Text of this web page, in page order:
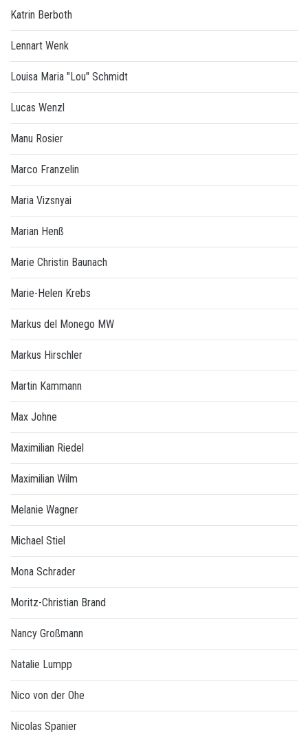
Katrin Berboth
Lennart Wenk
Louisa Maria "Lou" Schmidt
Lucas Wenzl
Manu Rosier
Marco Franzelin
Maria Vizsnyai
Marian Henß
Marie Christin Baunach
Marie-Helen Krebs
Markus del Monego MW
Markus Hirschler
Martin Kammann
Max Johne
Maximilian Riedel
Maximilian Wilm
Melanie Wagner
Michael Stiel
Mona Schrader
Moritz-Christian Brand
Nancy Großmann
Natalie Lumpp
Nico von der Ohe
Nicolas Spanier